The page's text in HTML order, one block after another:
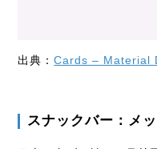
出典：Cards – Material
スナックバー：メ